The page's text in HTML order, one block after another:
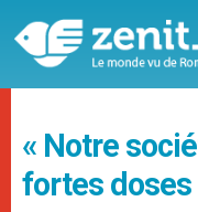
« Notre
fortes doses